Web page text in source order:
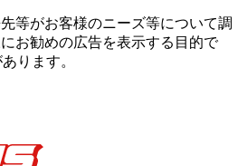
等がお客様のニーズ等について調
お勧めの広告を表⽰する⽬的で
ります。